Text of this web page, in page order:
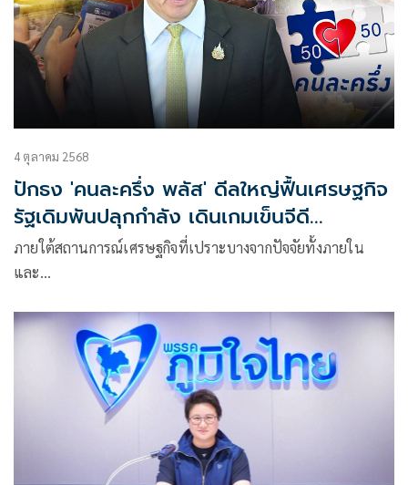
4 ตุลาคม 2568
ปักธง 'คนละครึ่ง พลัส' ดีลใหญ่ฟื้นเศรษฐกิจ
รัฐเดิมพันปลุกกำลัง เดินเกมเข็นจีดี
พีQ4/68โตพ้นหล่ม
ภายใต้สถานการณ์เศรษฐกิจที่เปราะบางจากปัจจัยทั้งภายใน
และ…